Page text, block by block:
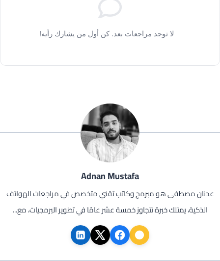
لا توجد مراجعات بعد. كن أول من يشارك رأيه!
Adnan Mustafa
عدنان مصطفى هو مبرمج وكاتب تقني متخصص في مراجعات الهواتف
الذكية، يمتلك خبرة تتجاوز خمسة عشر عامًا في تطوير البرمجيات، مع...